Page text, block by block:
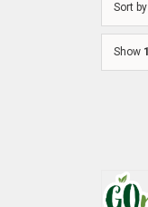
Sort by
Show